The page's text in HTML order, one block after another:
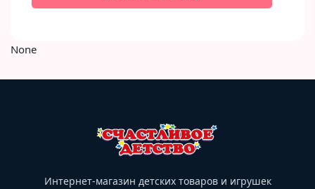
None
Интернет-магазин детских товаров и игрушек